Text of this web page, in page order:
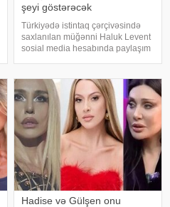
şeyi göstərəcək
Türkiyədə istintaq çərçivəsində
saxlanılan müğənni Haluk Levent
sosial media hesabında paylaşım
mətbuatına istinadən xəbər verir
ki, Levent şəxsi həyatı ilə Ahba
Hadise və Gülşen onu